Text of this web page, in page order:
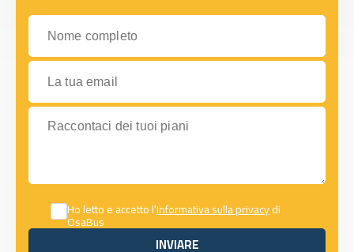
Nome completo
La tua email
Raccontaci dei tuoi piani
Ho letto e accetto l’Informativa sulla privacydi
OsaBus
INVIARE